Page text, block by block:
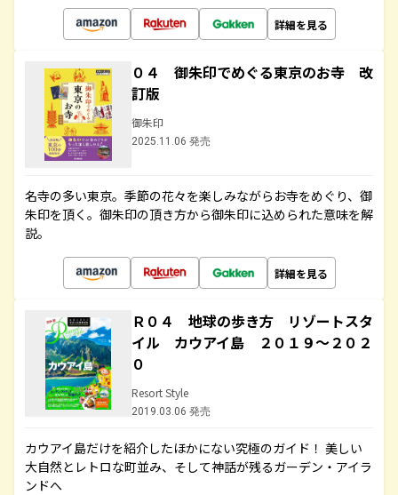
詳細を見る
０４ 御朱印でめぐる東京のお寺 改
訂版
御朱印
2025.11.06 発売
名寺の多い東京。季節の花々を楽しみながらお寺をめぐり、御
朱印を頂く。御朱印の頂き方から御朱印に込められた意味を解
説。
詳細を見る
Ｒ０４ 地球の歩き方 リゾートスタ
イル カウアイ島 ２０１９～２０２
０
Resort Style
2019.03.06 発売
カウアイ島だけを紹介したほかにない究極のガイド！ 美しい
大自然とレトロな町並み、そして神話が残るガーデン・アイラ
ンドへ